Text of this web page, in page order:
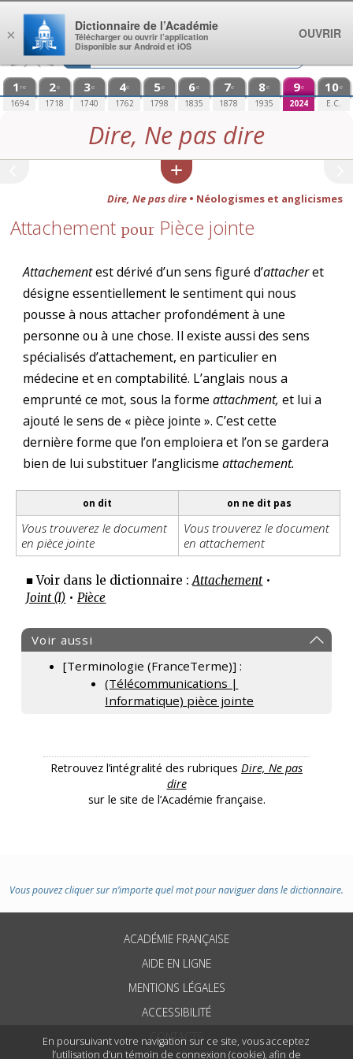
En poursuivant votre navigation sur ce site, vous acceptez
l’utilisation d’un témoin de connexion (cookie), afin de
Aller au contenu
1 re
1694
2e
1718
3e
1740
4e
1762
5e
1798
6e
1835
7e
1878
8e
1935
9e
2024
10e
E.C.
Dire, Ne pas dire
Dire, Ne pas dire• Néologismes et anglicismes
Attachement pour Pièce jointe
Attachementest dérivé d’un sens figuré d’attacheret
désigne essentiellement le sentiment qui nous
pousse à nous attacher profondément à une
personne ou à une chose. Il existe aussi des sens
spécialisés d’attachement, en particulier en
médecine et en comptabilité. L’anglais nous a
emprunté ce mot, sous la formeattachment, et lui a
ajouté le sens de « pièce jointe ». C’est cette
dernière forme que l’on emploiera et l’on se gardera
bien de lui substituer l’anglicismeattachement.
on dit on ne dit pas
Vous trouverez le document
en pièce jointe
Vous trouverez le document
en attachement
■ Voir dans le dictionnaire :Attachement•
Joint (I) •Pièce
Voir aussi
[Terminologie (FranceTerme)] :
(Télécommunications |
Informatique) pièce jointe
Retrouvez l’intégralité des rubriques Dire, Ne pas
dire
sur le site de l’Académie française.
Vous pouvez cliquer sur n’importe quel mot pour naviguer dans le dictionnaire.
ACADÉMIE FRANÇAISE
AIDE EN LIGNE
MENTIONS LÉGALES
ACCESSIBILITÉ
CONTACTS
×
Dictionnaire de l’Académie
Télécharger ou ouvrir l’application
Disponible sur Android et iOS
OUVRIR